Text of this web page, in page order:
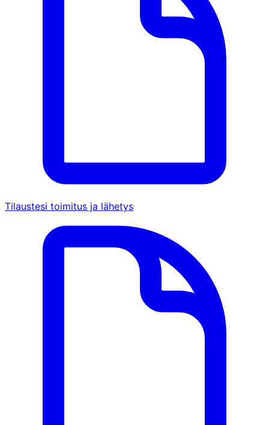
Tilaustesi toimitus ja lähetys